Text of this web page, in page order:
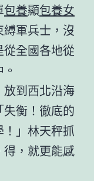
包養顯包養女
軍兵士，沒
全國各地從
到西北沿海
衡！徹底的
」林天秤抓
，就更能感